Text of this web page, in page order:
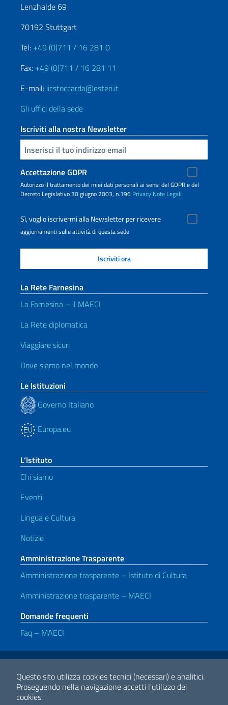
Questo sito utilizza cookies tecnici (necessari) e analitici.
Proseguendo nella navigazione accetti l'utilizzo dei
cookies.
Lenzhalde 69
70192 Stuttgart
Tel: +49 (0)711 / 16 281 0
Fax: +49 (0)711 / 16 281 11
E-mail: iicstoccarda@esteri.it
Gli uffici della sede
Iscriviti alla nostra Newsletter
Inserisci la tua email
Accettazione GDPR
Autorizzo il trattamento dei miei dati personali ai sensi del GDPR e del
Decreto Legislativo 30 giugno 2003, n.196 Privacy Note Legali
Sì, voglio iscrivermi alla Newsletter per ricevere
aggiornamenti sulle attività di questa sede
La Rete Farnesina
La Farnesina – il MAECI
La Rete diplomatica
Viaggiare sicuri
Dove siamo nel mondo
Le Istituzioni
Governo Italiano
Europa.eu
L’Istituto
Chi siamo
Eventi
Lingua e Cultura
Notizie
Amministrazione Trasparente
Amministrazione trasparente – Istituto di Cultura
Amministrazione trasparente – MAECI
Domande frequenti
Faq – MAECI
Link Utili